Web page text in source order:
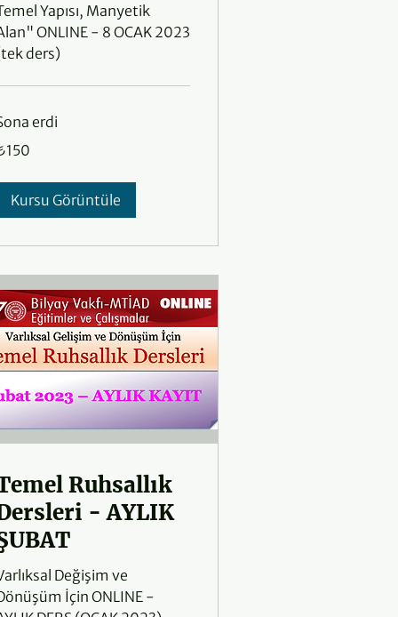
Yapısı, Manyetik
ONLINE - 8 OCAK 2023
ders)
erdi
Kursu Görüntüle
Ruhsallık
- AYLIK
Değişim ve
İçin ONLINE -